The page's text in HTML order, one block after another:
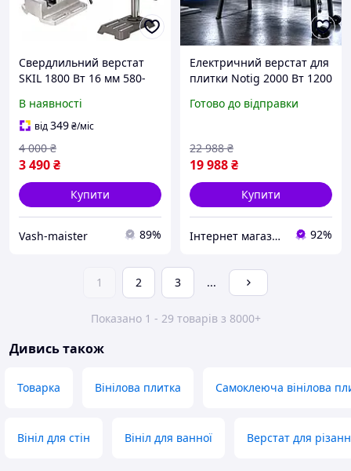
Свердлильний верстат
SKIL 1800 Вт 16 мм 580-
регулюванням обертів та
глибиною свердління 50
мм прес для майстерні
В наявності
від349₴/міс
3 490₴
4 000 ₴
Купити
Vash-maister 89%
Електричний верстат для
плитки Notig 2000 Вт 1200
плиткоріз для різання
стаціонарний
Готово до відправки
19 988₴
22 988 ₴
Купити
Інтернет магазин ➤ Титан 92%
1 2 3 ...
Показано 1 - 29 товарів з 8000+
Дивись також
Товарка Вінілова плитка Самоклеюча вінілова
Вініл для стін Вініл для ванної Верстат для